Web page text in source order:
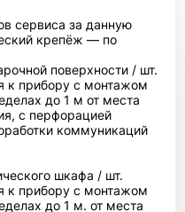
сервиса за данную
крепёж — по
поверхности / шт.
к прибору с монтажом
до 1 м от места
с перфорацией
коммуникаций
шкафа / шт.
к прибору с монтажом
до 1 м. от места